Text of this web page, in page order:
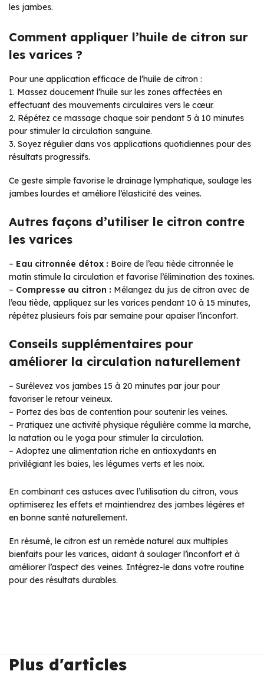
les jambes.
Comment appliquer l’huile de citron sur
les varices ?
Pour une application efficace de l’huile de citron :
1. Massez doucement l’huile sur les zones affectées en
effectuant des mouvements circulaires vers le cœur.
2. Répétez ce massage chaque soir pendant 5 à 10 minutes
pour stimuler la circulation sanguine.
3. Soyez régulier dans vos applications quotidiennes pour des
résultats progressifs.
Ce geste simple favorise le drainage lymphatique, soulage les
jambes lourdes et améliore l’élasticité des veines.
Autres façons d’utiliser le citron contre
les varices
– Eau citronnée détox : Boire de l’eau tiède citronnée le
matin stimule la circulation et favorise l’élimination des toxines.
– Compresse au citron : Mélangez du jus de citron avec de
l’eau tiède, appliquez sur les varices pendant 10 à 15 minutes,
répétez plusieurs fois par semaine pour apaiser l’inconfort.
Conseils supplémentaires pour
améliorer la circulation naturellement
– Surélevez vos jambes 15 à 20 minutes par jour pour
favoriser le retour veineux.
– Portez des bas de contention pour soutenir les veines.
– Pratiquez une activité physique régulière comme la marche,
la natation ou le yoga pour stimuler la circulation.
– Adoptez une alimentation riche en antioxydants en
privilégiant les baies, les légumes verts et les noix.
En combinant ces astuces avec l’utilisation du citron, vous
optimiserez les effets et maintiendrez des jambes légères et
en bonne santé naturellement.
En résumé, le citron est un remède naturel aux multiples
bienfaits pour les varices, aidant à soulager l’inconfort et à
améliorer l’aspect des veines. Intégrez-le dans votre routine
pour des résultats durables.
Plus d'articles